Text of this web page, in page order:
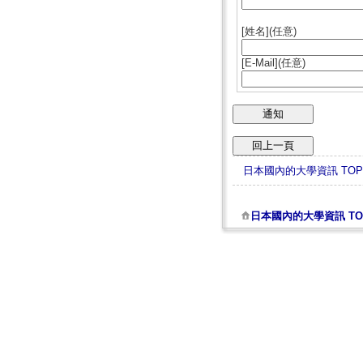
[姓名](任意)
[E-Mail](任意)
日本國內的大學資訊 TOP
日本國內的大學資訊